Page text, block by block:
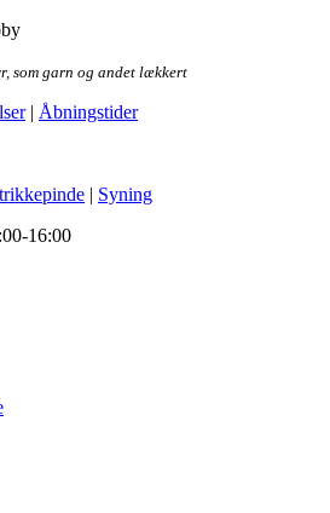
som garn og andet lækkert
| Åbningstider
| Syning
16:00